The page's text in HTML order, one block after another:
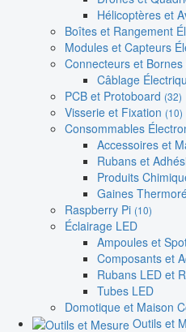
Hélicoptères et
Boîtes et Rangement
Modules et Capteurs
Connecteurs et Bornes
Câblage
PCB et Protoboard (32)
Visserie et Fixation (10)
Consommables
Accessoires et
Rubans et
Produits
Gaines
Raspberry Pi (10)
Éclairage LED
Ampoules et
Composants et
Rubans LED et
Tubes LED
Domotique et Maison
Outils et